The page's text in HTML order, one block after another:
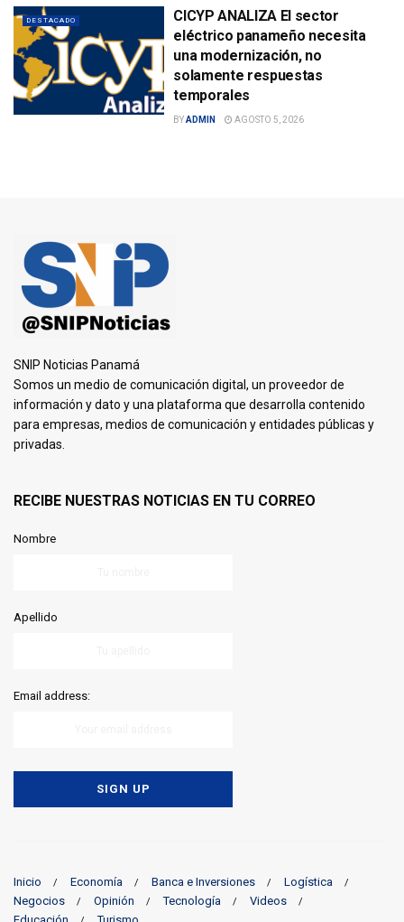
DESTACADO
CICYP ANALIZA El sector
eléctrico panameño necesita
una modernización, no
solamente respuestas
temporales
BYADMIN AGOSTO 5, 2026
SNIP Noticias Panamá
Somos un medio de comunicación digital, un proveedor de
información y dato y una plataforma que desarrolla contenido
para empresas, medios de comunicación y entidades públicas y
privadas.
RECIBE NUESTRAS NOTICIAS EN TU CORREO
Nombre
Apellido
Email address:
Inicio Economía Banca e Inversiones
Logística
Negocios
Opinión Tecnología
Videos